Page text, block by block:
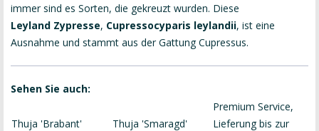
immer sind es Sorten, die gekreuzt wurden. Diese
Leyland Zypresse, Cupressocyparis leylandii, ist eine
Ausnahme und stammt aus der Gattung Cupressus.
Sehen Sie auch:
Thuja 'Brabant' Thuja 'Smaragd'
Premium Service,
Lieferung bis zur